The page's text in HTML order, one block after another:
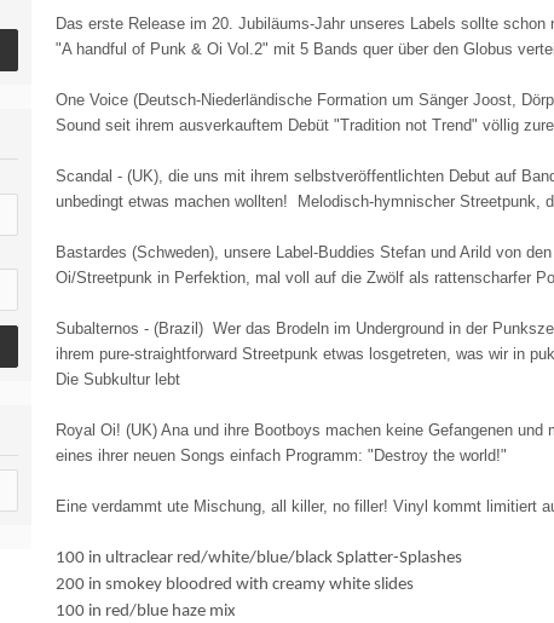
Das erste Release im 20. Jubiläums-Jahr unseres Labels sollte
"A handful of Punk & Oi Vol.2" mit 5 Bands quer über den Globus
One Voice (Deutsch-Niederländische Formation um Sänger Joost,
Sound seit ihrem ausverkauftem Debüt "Tradition not Trend" völlig
Scandal - (UK), die uns mit ihrem selbstveröffentlichten Debut auf
unbedingt etwas machen wollten! Melodisch-hymnischer Streetpunk,
Bastardes (Schweden), unsere Label-Buddies Stefan und Arild von
Oi/Streetpunk in Perfektion, mal voll auf die Zwölf als rattenscharfer
Subalternos - (Brazil) Wer das Brodeln im Underground in der
ihrem pure-straightforward Streetpunk etwas losgetreten, was wir in
Die Subkultur lebt
Royal Oi! (UK) Ana und ihre Bootboys machen keine Gefangenen
eines ihrer neuen Songs einfach Programm: "Destroy the world!"
Eine verdammt ute Mischung, all killer, no filler! Vinyl kommt limitiert
100 in ultraclear red/white/blue/black Splatter-Splashes
200 in smokey bloodred with creamy white slides
100 in red/blue haze mix